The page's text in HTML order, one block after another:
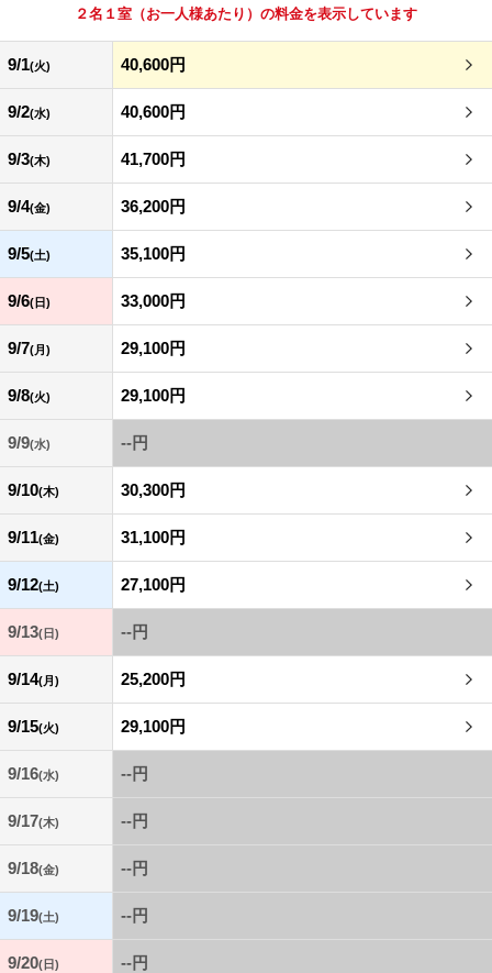
２名１室 （お一人様あたり）の料金を表示しています
9/1(火) 40,600円
9/2(水) 40,600円
9/3(木) 41,700円
9/4(金) 36,200円
9/5(土) 35,100円
9/6(日) 33,000円
9/7(月) 29,100円
9/8(火) 29,100円
9/9(水) --円
9/10(木) 30,300円
9/11(金) 31,100円
9/12(土) 27,100円
9/13(日) --円
9/14(月) 25,200円
9/15(火) 29,100円
9/16(水) --円
9/17(木) --円
9/18(金) --円
9/19(土) --円
9/20(日) --円